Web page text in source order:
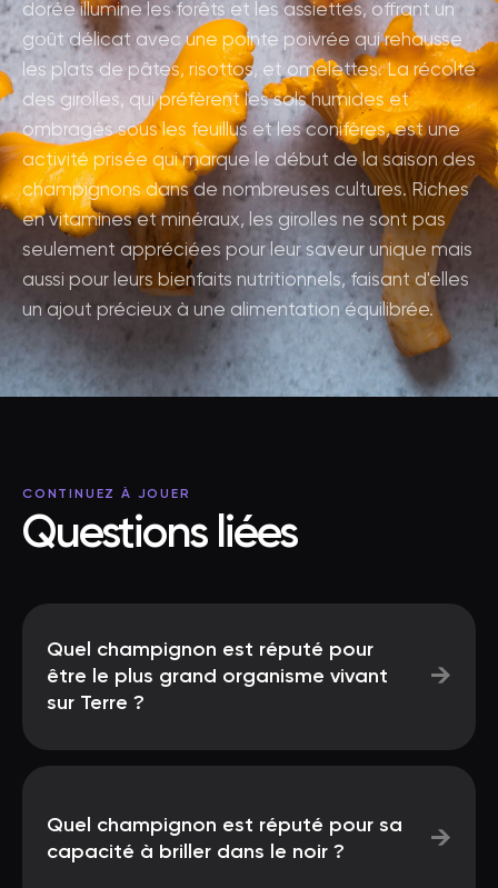
dorée illumine les forêts et les assiettes, offrant un
goût délicat avec une pointe poivrée qui rehausse
les plats de pâtes, risottos, et omelettes. La récolte
des girolles, qui préfèrent les sols humides et
ombragés sous les feuillus et les conifères, est une
activité prisée qui marque le début de la saison des
champignons dans de nombreuses cultures. Riches
en vitamines et minéraux, les girolles ne sont pas
seulement appréciées pour leur saveur unique mais
aussi pour leurs bienfaits nutritionnels, faisant d'elles
un ajout précieux à une alimentation équilibrée.
CONTINUEZ À JOUER
Questions liées
Quel champignon est réputé pour
être le plus grand organisme vivant
sur Terre ?
→
Quel champignon est réputé pour sa
capacité à briller dans le noir ?
→